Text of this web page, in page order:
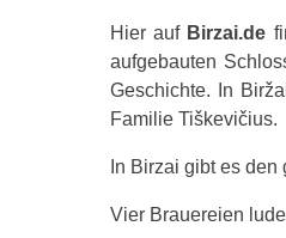
Hier auf Birzai.de
aufgebauten
Geschichte. In
Familie Tiškevičius.
In Birzai gibt es den
Vier Brauereien